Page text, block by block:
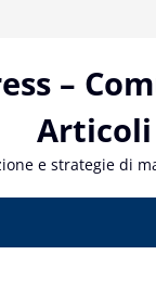
–
Articoli
e strategie di